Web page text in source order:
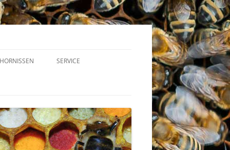
SERVICE
VARROAWETTER
LINKS